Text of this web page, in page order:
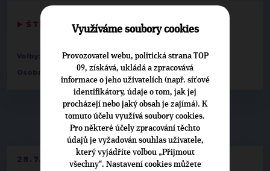
NEPŘEHLÉDNĚTE ◀
28.7.2026
▶ ŠTÍTKY
Volby: 2026 zastupitelstva obcí
Osobnosti: Petr Kolář
Využíváme soubory cookies
Provozovatel webu, politická strana TOP
09, získává, ukládá a zpracovává
informace o jeho uživatelích (např. síťové
identifikátory, údaje o tom, jak jej
procházejí nebo jaký obsah je zajímá). K
tomuto účelu využívá soubory cookies.
Pro některé účely zpracování těchto
údajů je vyžadován souhlas uživatele,
který vyjádříte volbou „Přijmout
všechny“. Nastavení cookies můžete